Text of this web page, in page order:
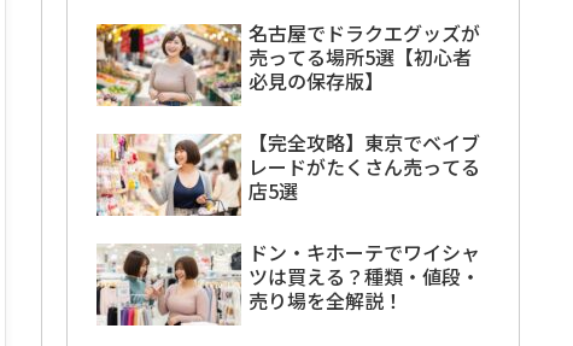
名古屋でドラクエグッズが
売ってる場所5選【初心者
必見の保存版】
【完全攻略】東京でベイブ
レードがたくさん売ってる
店5選
ドン・キホーテでワイシャ
ツは買える？種類・値段・
売り場を全解説！